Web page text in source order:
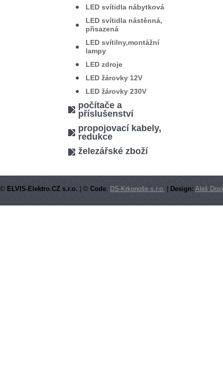
LED svítidla nábytková
LED svítidla nástěnná,
přisazená
LED svítilny,montážní
lampy
LED zdroje
LED žárovky 12V
LED žárovky 230V
počítače a
příslušenství
propojovací kabely,
redukce
železářské zboží
© ELVIS-Elektro.CZ s.r.o. | © Code: DS-Krkonoše s.r.o. Design: Aleš